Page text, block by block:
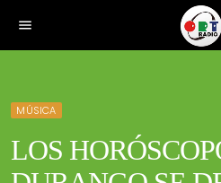
menu
MÚSICA
LOS